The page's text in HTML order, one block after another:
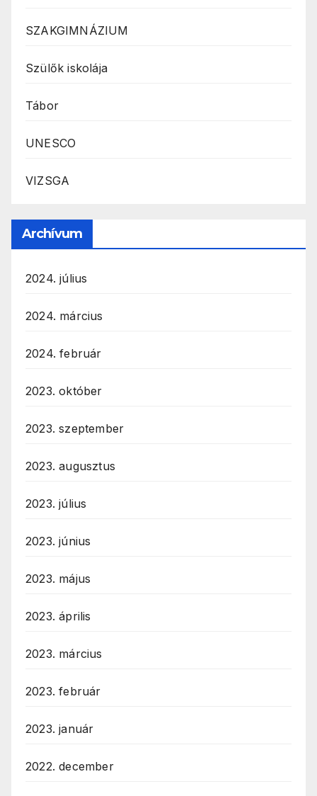
SZAKGIMNÁZIUM
Szülők iskolája
Tábor
UNESCO
VIZSGA
Archívum
2024. július
2024. március
2024. február
2023. október
2023. szeptember
2023. augusztus
2023. július
2023. június
2023. május
2023. április
2023. március
2023. február
2023. január
2022. december